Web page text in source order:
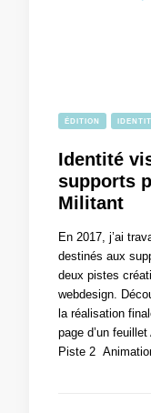
ÉDITION
Identité
supports
Militant
En 2017, j’ai
destinés aux
deux pistes
webdesign.
la réalisation
page d’un
Piste 2